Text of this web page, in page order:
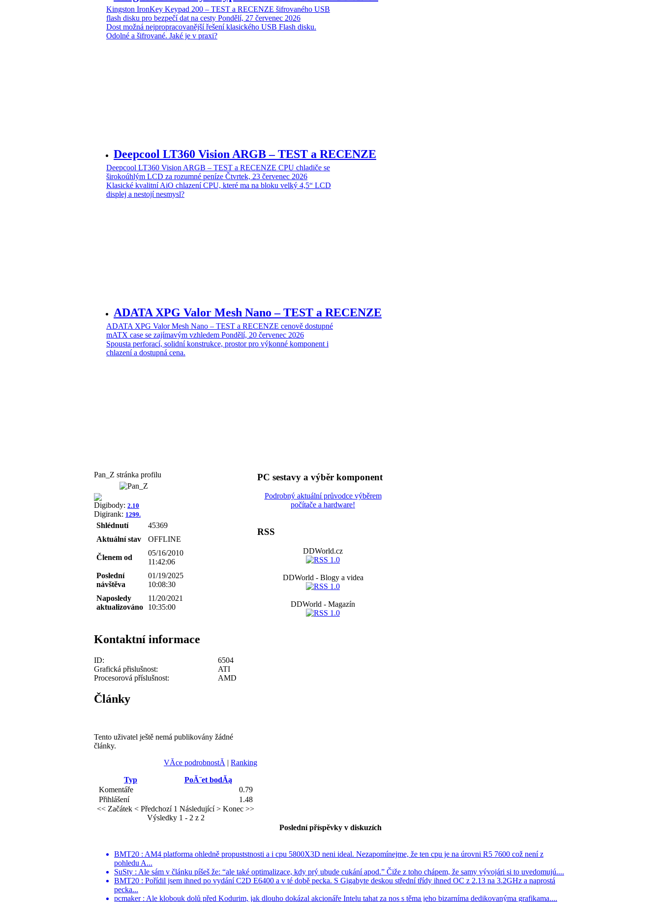
Kingston IronKey Keypad 200 – TEST a RECENZE šifrovaného USB
flash disku pro bezpečí dat na cesty Pondělí, 27 červenec 2026
Dost možná nejpropracovanější řešení klasického USB Flash disku.
Odolné a šifrované. Jaké je v praxi?
Deepcool LT360 Vision ARGB – TEST a RECENZE
Deepcool LT360 Vision ARGB – TEST a RECENZE CPU chladiče se
širokoúhlým LCD za rozumné peníze Čtvrtek, 23 červenec 2026
Klasické kvalitní AiO chlazení CPU, které ma na bloku velký 4,5“ LCD
displej a nestojí nesmysl?
ADATA XPG Valor Mesh Nano – TEST a RECENZE
ADATA XPG Valor Mesh Nano – TEST a RECENZE cenově dostupné
mATX case se zajímavým vzhledem Pondělí, 20 červenec 2026
Spousta perforací, solidní konstrukce, prostor pro výkonné komponent i
chlazení a dostupná cena.
Pan_Z stránka profilu
Digibody: 2.10
Digirank: 1299.
Shlédnutí
45369
Aktuální stav
OFFLINE
Členem od
05/16/2010
11:42:06
Poslední
návštěva
01/19/2025
10:08:30
Naposledy
aktualizováno
11/20/2021
10:35:00
Kontaktní informace
ID:
6504
Grafická přislušnost:
ATI
Procesorová příslušnost:
AMD
Články
Tento uživatel ještě nemá publikovány žádné
články.
VĂ­ce podrobnostĂ­ | Ranking
Typ
PoĂ¨et bodĂą
Komentáře
0.79
Přihlášení
1.48
<< Začátek < Předchozí 1 Následující > Konec >>
Výsledky 1 - 2 z 2
PC sestavy a výběr komponent
Podrobný aktuální průvodce výběrem
počítače a hardware!
RSS
DDWorld.cz
DDWorld - Blogy a videa
DDWorld - Magazín
Poslední příspěvky v diskuzích
BMT20 : AM4 platforma ohledně propuststnosti a i cpu 5800X3D neni ideal. Nezapomínejme, že ten cpu je na úrovni R5 7600 což není z
pohledu A...
SuSty : Ale sám v článku píšeš že: “ale také optimalizace, kdy prý ubude cukání apod.” Čiže z toho chápem, že samy vývojári si to uvedomujú....
BMT20 : Pořídil jsem ihned po vydání C2D E6400 a v té době pecka. S Gigabyte deskou střední třídy ihned OC z 2.13 na 3.2GHz a naprostá
pecka...
pcmaker : Ale klobouk dolů před Kodurim, jak dlouho dokázal akcionáře Intelu tahat za nos s těma jeho bizarníma dedikovanýma grafikama....